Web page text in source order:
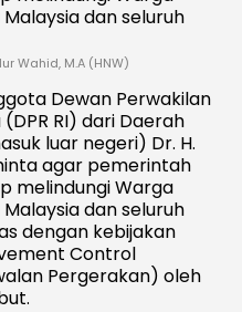
Wahid, M.A (HNW)
Dewan Perwakilan
RI) dari Daerah
luar negeri) Dr. H.
agar pemerintah
melindungi Warga
dan seluruh
dengan kebijakan
Control
Pergerakan) oleh